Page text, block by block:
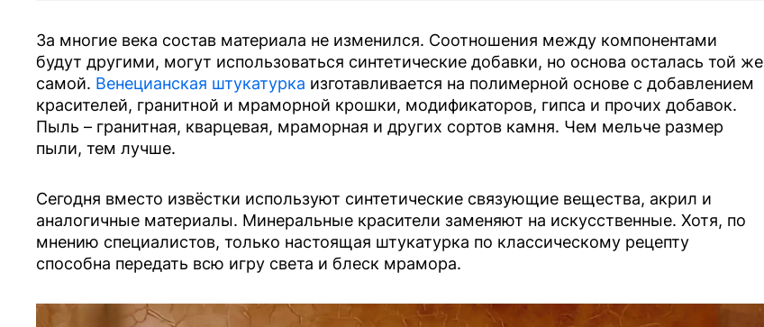
За многие века состав материала не изменился. Соотношения между компонентами
будут другими, могут использоваться синтетические добавки, но основа осталась той же
самой. Венецианская штукатурка изготавливается на полимерной основе с добавлением
красителей, гранитной и мраморной крошки, модификаторов, гипса и прочих добавок.
Пыль – гранитная, кварцевая, мраморная и других сортов камня. Чем мельче размер
пыли, тем лучше.
Сегодня вместо извёстки используют синтетические связующие вещества, акрил и
аналогичные материалы. Минеральные красители заменяют на искусственные. Хотя, по
мнению специалистов, только настоящая штукатурка по классическому рецепту
способна передать всю игру света и блеск мрамора.